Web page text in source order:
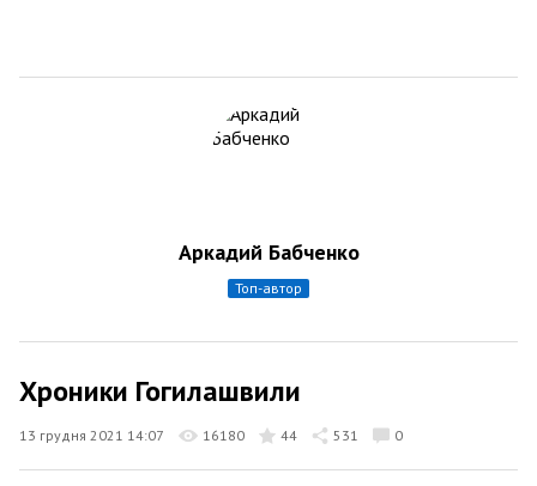
Аркадий Бабченко
топ-автор
Хроники Гогилашвили
13 грудня 2021 14:07 16180 44 531 0